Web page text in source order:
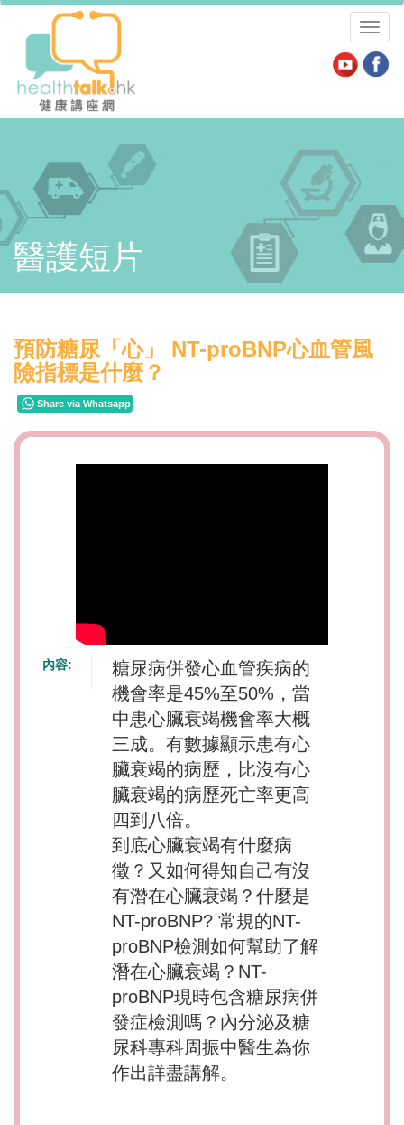
醫護短片
預防糖尿「心」 NT-proBNP心血管風
險指標是什麼？
Share via Whatsapp
內容:
糖尿病併發心血管疾病的
機會率是45%至50%，當
中患心臟衰竭機會率大概
三成。有數據顯示患有心
臟衰竭的病歷，比沒有心
臟衰竭的病歷死亡率更高
四到八倍。
到底心臟衰竭有什麼病
徵？又如何得知自己有沒
有潛在心臟衰竭？什麼是
NT-proBNP? 常規的NT-
proBNP檢測如何幫助了解
潛在心臟衰竭？NT-
proBNP現時包含糖尿病併
發症檢測嗎？內分泌及糖
尿科專科周振中醫生為你
作出詳盡講解。